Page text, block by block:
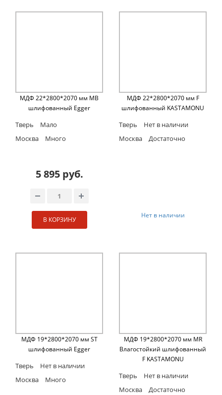
МДФ 22*2800*2070 мм MB
шлифованный Egger
Тверь
Мало
Москва
Много
5 895 руб.
В КОРЗИНУ
МДФ 22*2800*2070 мм F
шлифованный KASTAMONU
Тверь
Нет в наличии
Москва
Достаточно
Нет в наличии
МДФ 19*2800*2070 мм ST
шлифованный Egger
Тверь
Нет в наличии
Москва
Много
МДФ 19*2800*2070 мм MR
Влагостойкий шлифованный
F KASTAMONU
Тверь
Нет в наличии
Москва
Достаточно